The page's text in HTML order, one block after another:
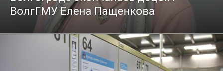
ВолгГМУ Елена Пащенкова